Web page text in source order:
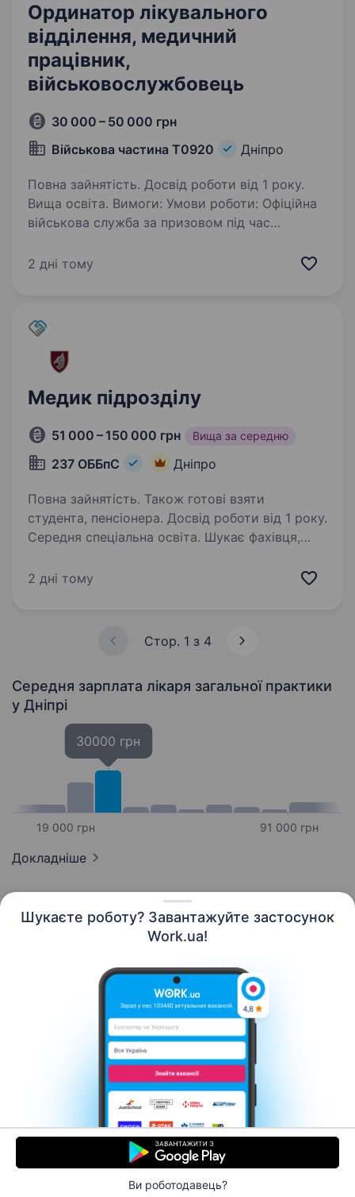
Шукаєте роботу? Завантажуйте застосунок
Work.ua!
Ви роботодавець?
Ординатор лікувального
відділення, медичний
працівник,
військовослужбовець
30 000 – 50 000 грн
Військова частина Т0920
Дніпро
Повна зайнятість. Досвід роботи від 1 року.
Вища освіта. Вимоги: Умови роботи: Офіційна
військова служба за призовом під час
забезпечення згідно з нормами чинного
2 дні тому
Медик підрозділу
51 000 – 150 000 грн Вища за середню
237 ОББпС Дніпро
Повна зайнятість. Також готові взяти
студента, пенсіонера. Досвід роботи від 1 року.
Середня спеціальна освіта. Шукає фахівця,
особового складу та реагує на невідкладні
запобігання захворюванням, веде медичну
2 дні тому
Стор. 1 з 4
Середня зарплата лікаря загальної практики
у Дніпрі
19 000 грн
30000 грн
91 000 грн
Докладніше
Контакти Про нас
Кар’єра
Допомога Умови використання